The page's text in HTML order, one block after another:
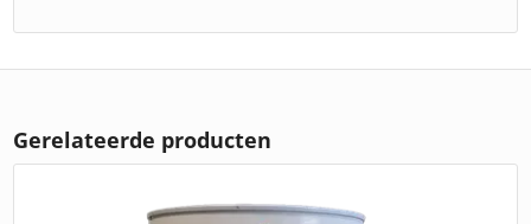
Gerelateerde producten